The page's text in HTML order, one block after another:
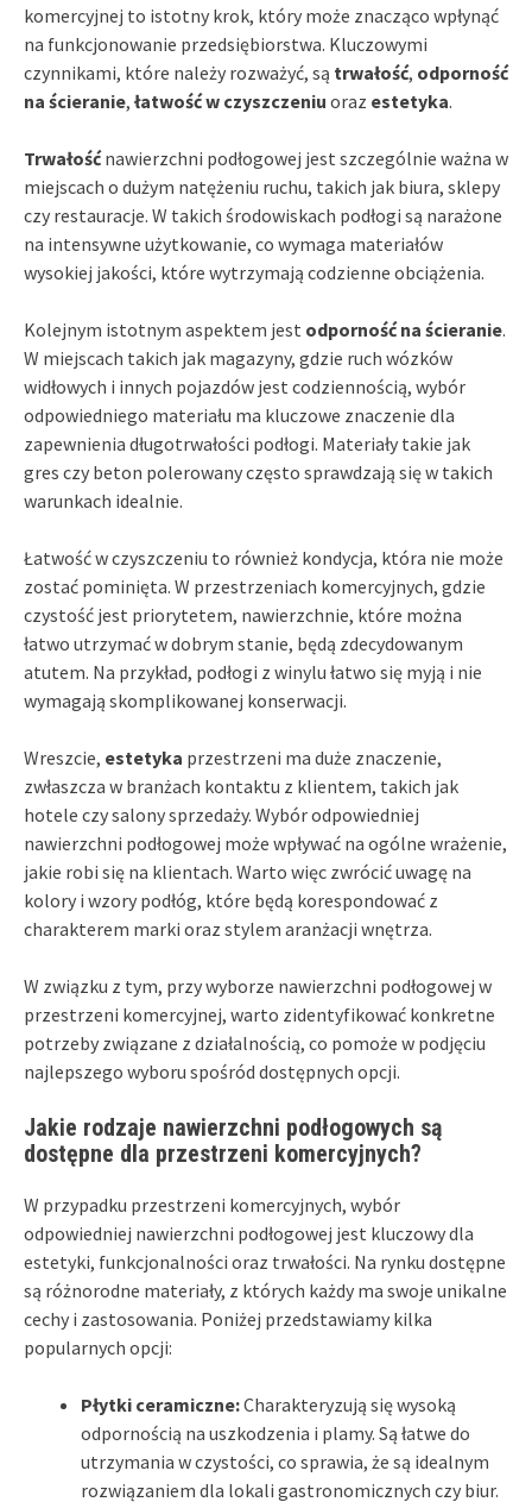
komercyjnej to istotny krok, który może znacząco wpłynąć
na funkcjonowanie przedsiębiorstwa. Kluczowymi
czynnikami, które należy rozważyć, są trwałość, odporność
na ścieranie, łatwość w czyszczeniu oraz estetyka.
Trwałośćnawierzchni podłogowej jest szczególnie ważna w
miejscach o dużym natężeniu ruchu, takich jak biura, sklepy
czy restauracje. W takich środowiskach podłogi są narażone
na intensywne użytkowanie, co wymaga materiałów
wysokiej jakości, które wytrzymają codzienne obciążenia.
Kolejnym istotnym aspektem jest odporność na ścieranie.
W miejscach takich jak magazyny, gdzie ruch wózków
widłowych i innych pojazdów jest codziennością, wybór
odpowiedniego materiału ma kluczowe znaczenie dla
zapewnienia długotrwałości podłogi. Materiały takie jak
gres czy beton polerowany często sprawdzają się w takich
warunkach idealnie.
Łatwość w czyszczeniu to również kondycja, która nie może
zostać pominięta. W przestrzeniach komercyjnych, gdzie
czystość jest priorytetem, nawierzchnie, które można
łatwo utrzymać w dobrym stanie, będą zdecydowanym
atutem. Na przykład, podłogi z winylu łatwo się myją i nie
wymagają skomplikowanej konserwacji.
Wreszcie, estetyka przestrzeni ma duże znaczenie,
zwłaszcza w branżach kontaktu z klientem, takich jak
hotele czy salony sprzedaży. Wybór odpowiedniej
nawierzchni podłogowej może wpływać na ogólne wrażenie,
jakie robi się na klientach. Warto więc zwrócić uwagę na
kolory i wzory podłóg, które będą korespondować z
charakterem marki oraz stylem aranżacji wnętrza.
W związku z tym, przy wyborze nawierzchni podłogowej w
przestrzeni komercyjnej, warto zidentyfikować konkretne
potrzeby związane z działalnością, co pomoże w podjęciu
najlepszego wyboru spośród dostępnych opcji.
Jakie rodzaje nawierzchni podłogowych są
dostępne dla przestrzeni komercyjnych?
W przypadku przestrzeni komercyjnych, wybór
odpowiedniej nawierzchni podłogowej jest kluczowy dla
estetyki, funkcjonalności oraz trwałości. Na rynku dostępne
są różnorodne materiały, z których każdy ma swoje unikalne
cechy i zastosowania. Poniżej przedstawiamy kilka
popularnych opcji:
Płytki ceramiczne:Charakteryzują się wysoką
odpornością na uszkodzenia i plamy. Są łatwe do
utrzymania w czystości, co sprawia, że są idealnym
rozwiązaniem dla lokali gastronomicznych czy biur.